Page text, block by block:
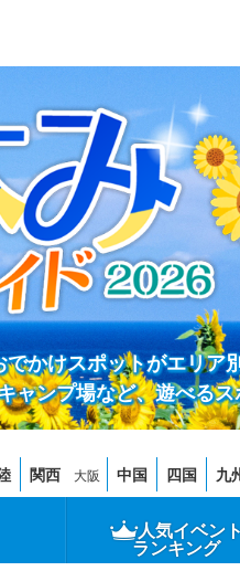
かけスポットがエリア
ャンプ場など、遊べる
関西 大阪 中国 四国 九
人気イベント
ランキング